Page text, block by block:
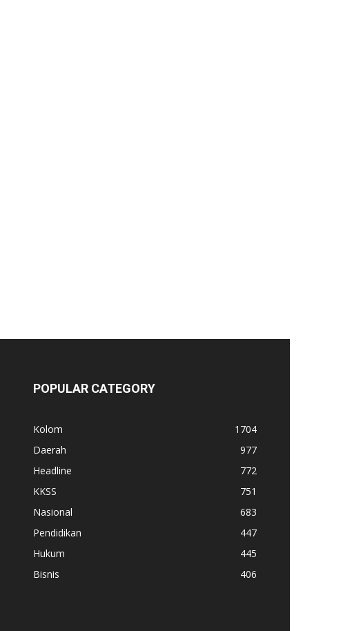
POPULAR CATEGORY
Kolom
1704
Daerah
977
Headline
772
KKSS
751
Nasional
683
Pendidikan
447
Hukum
445
Bisnis
406